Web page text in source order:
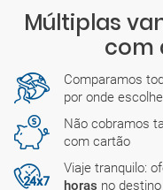
Múltiplas
com
Comparamos
por onde
Não cobramos
com cartão
Viaje tranquilo:
horas no destino